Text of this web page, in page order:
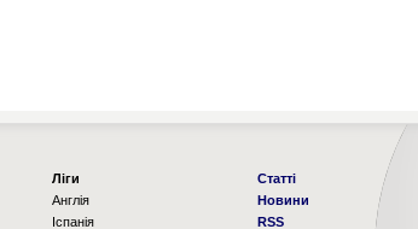
Ліги
Англія
Іспанія
Статті
Новини
RSS